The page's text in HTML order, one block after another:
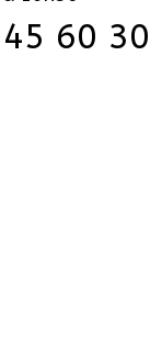
60 30